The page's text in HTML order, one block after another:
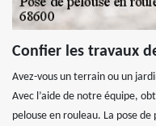
Confier les travaux
Avez-vous un terrain ou un
Avec l’aide de notre équipe,
pelouse en rouleau. La pose